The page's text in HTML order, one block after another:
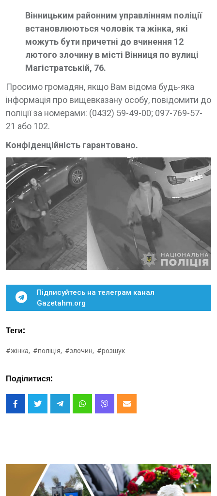
Вінницьким районним управлінням поліції
встановлюються чоловік та жінка, які
можуть бути причетні до вчинення 12
лютого злочину в місті Вінниця по вулиці
Магістратській, 76.
Просимо громадян, якщо Вам відома будь-яка
інформація про вищевказану особу, повідомити до
поліції за номерами: (0432) 59-49-00; 097-769-57-
21 або 102.
Конфіденційність гарантовано.
Підписуйтесь на телеграм канал
Gazetahm.org
Теги:
#жінка, #поліція, #злочин, #розшук
Поділитися: